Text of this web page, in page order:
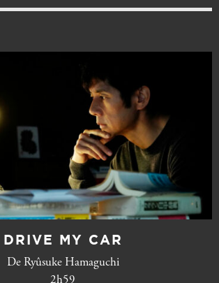
DRIVE MY CAR
De Ryûsuke Hamaguchi